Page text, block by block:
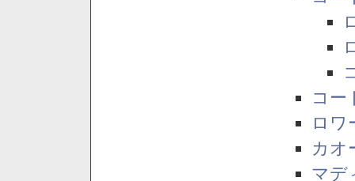
コー
ロワ
カオ
マデ